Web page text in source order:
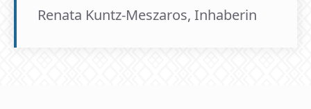
Renata Kuntz-Meszaros, Inhaberin